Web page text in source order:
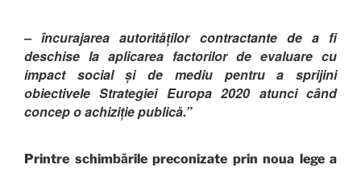
– încurajarea autorităților contractante de a fi
deschise la aplicarea factorilor de evaluare cu
impact social și de mediu pentru a sprijini
obiectivele Strategiei Europa 2020 atunci când
concep o achiziție publică.”
Printre schimbările preconizate prin noua lege a